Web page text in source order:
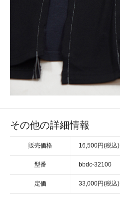
その他の詳細情報
販売価格 16,500円(税込)
型番 bbdc-32100
定価 33,000円(税込)